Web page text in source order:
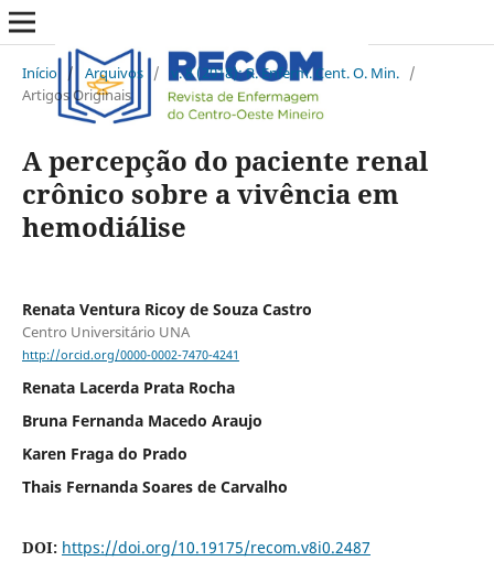
Início / Arquivos / v. 8 (2018): R. Enferm. Cent. O. Min. /
Artigos Originais
A percepção do paciente renal
crônico sobre a vivência em
hemodiálise
Renata Ventura Ricoy de Souza Castro
Centro Universitário UNA
http://orcid.org/0000-0002-7470-4241
Renata Lacerda Prata Rocha
Bruna Fernanda Macedo Araujo
Karen Fraga do Prado
Thais Fernanda Soares de Carvalho
DOI: https://doi.org/10.19175/recom.v8i0.2487